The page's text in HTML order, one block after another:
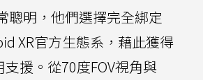
聰明，他們選擇完全綁定
XR官方生態系，藉此獲得
援。從70度FOV視角與